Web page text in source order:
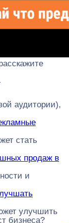
аудитории),
стать
продаж в
и
улучшить
бизнеса?